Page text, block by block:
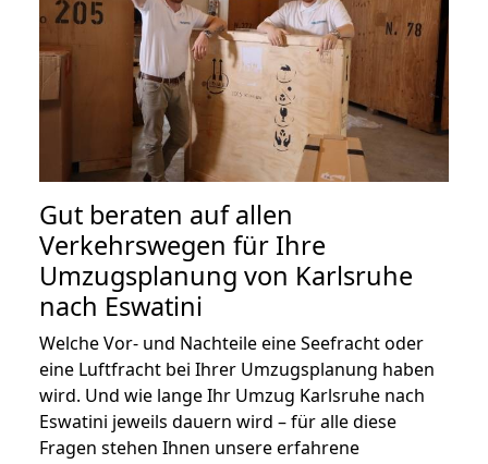
Gut beraten auf allen
Verkehrswegen für Ihre
Umzugsplanung von Karlsruhe
nach Eswatini
Welche Vor- und Nachteile eine Seefracht oder
eine Luftfracht bei Ihrer Umzugsplanung haben
wird. Und wie lange Ihr Umzug Karlsruhe nach
Eswatini jeweils dauern wird – für alle diese
Fragen stehen Ihnen unsere erfahrene